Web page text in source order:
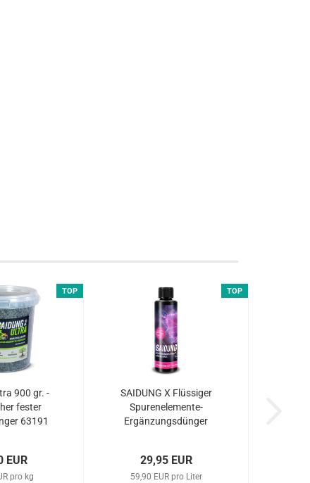
TOP
900 gr. -
fester
63191
EUR
pro kg
TOP
SAIDUNG X Flüssiger
Spurenelemente-
Ergänzungsdünger
29,95 EUR
59,90 EUR pro Liter